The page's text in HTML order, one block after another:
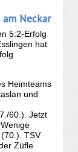
am Neckar
5:2-Erfolg
hat
Heimteams
und
60.). Jetzt
TSV
Züfle